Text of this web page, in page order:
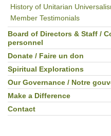
History of Unitarian
Member Testimonials
Board of Directors & Staff /
personnel
Donate / Faire un don
Spiritual Explorations
Our Governance / Notre
Make a Difference
Contact